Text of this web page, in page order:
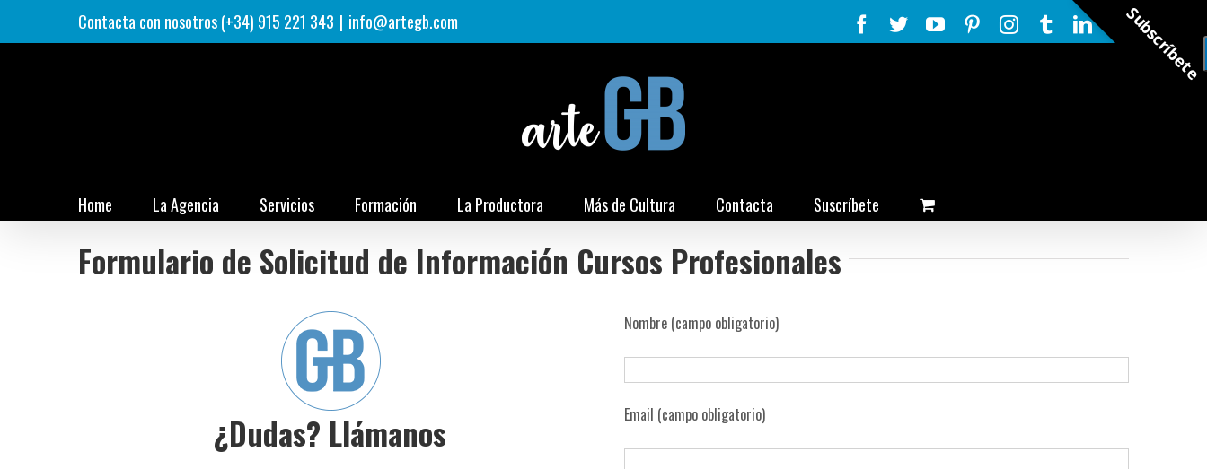
al
Contacta con nosotros (+34) 915 221 343 | info@artegb.com Facebook
TwitterYouTubePinterestInstagram
TumblrLinkedIn
Rss
Home La Agencia Servicios Formación La Productora Más de Cultura Contacta Suscríbete
Formulario de Solicitud de Información Cursos Profesionales
¿Dudas? Llámanos
Nombre (campo obligatorio)
Email (campo obligatorio)
Subscríbete